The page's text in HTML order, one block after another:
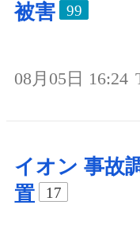
被害
99
08月05日 16:24
イオン 事故
置
17